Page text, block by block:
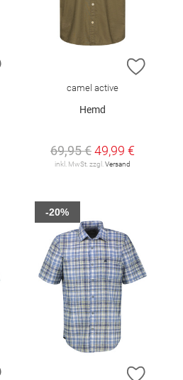
ZUR WUNSCHLISTE HINZUFÜGEN
ZUR
camel active
Hemd
69,95 €49,99 €
inkl. MwSt. zzgl.Versand
ZUR WUNSCHLISTE HINZUFÜGEN
ZUR
-20%